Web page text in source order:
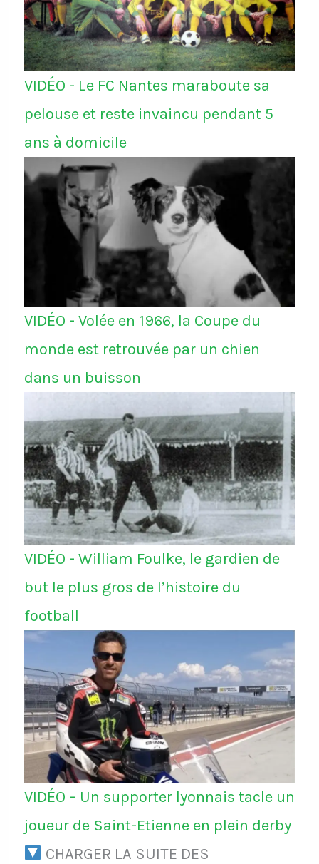
VIDÉO - Le FC Nantes maraboute sa
pelouse et reste invaincu pendant 5
ans à domicile
VIDÉO - Volée en 1966, la Coupe du
monde est retrouvée par un chien
dans un buisson
VIDÉO - William Foulke, le gardien de
but le plus gros de l’histoire du
football
VIDÉO – Un supporter lyonnais tacle un
joueur de Saint-Etienne en plein derby
CHARGER LA SUITE DES